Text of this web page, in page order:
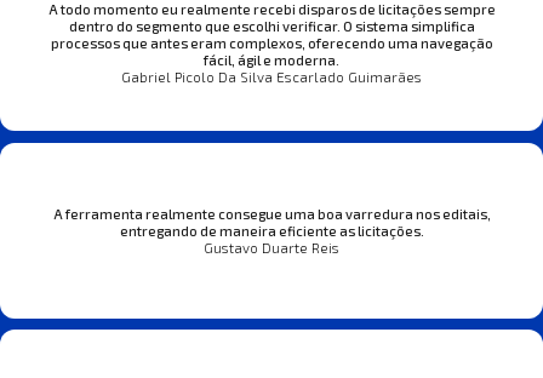
A todo momento eu realmente recebi disparos de licitações sempre
dentro do segmento que escolhi verificar. O sistema simplifica
processos que antes eram complexos, oferecendo uma navegação
fácil, ágil e moderna.
Gabriel Picolo Da Silva Escarlado Guimarães
A ferramenta realmente consegue uma boa varredura nos editais,
entregando de maneira eficiente as licitações.
Gustavo Duarte Reis